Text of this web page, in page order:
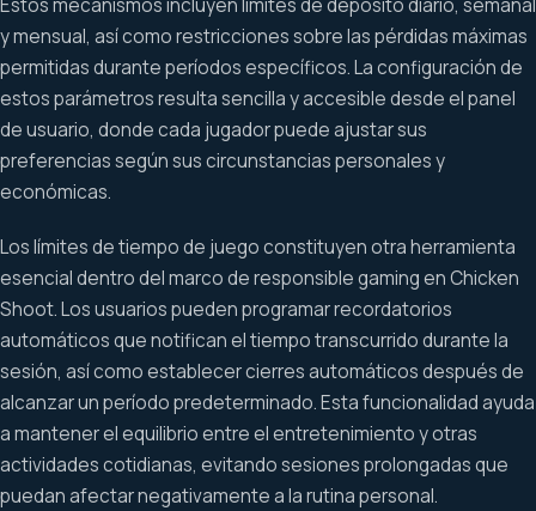
Estos mecanismos incluyen límites de depósito diario, semanal
y mensual, así como restricciones sobre las pérdidas máximas
permitidas durante períodos específicos. La configuración de
estos parámetros resulta sencilla y accesible desde el panel
de usuario, donde cada jugador puede ajustar sus
preferencias según sus circunstancias personales y
económicas.
Los límites de tiempo de juego constituyen otra herramienta
esencial dentro del marco de responsible gaming en Chicken
Shoot. Los usuarios pueden programar recordatorios
automáticos que notifican el tiempo transcurrido durante la
sesión, así como establecer cierres automáticos después de
alcanzar un período predeterminado. Esta funcionalidad ayuda
a mantener el equilibrio entre el entretenimiento y otras
actividades cotidianas, evitando sesiones prolongadas que
puedan afectar negativamente a la rutina personal.